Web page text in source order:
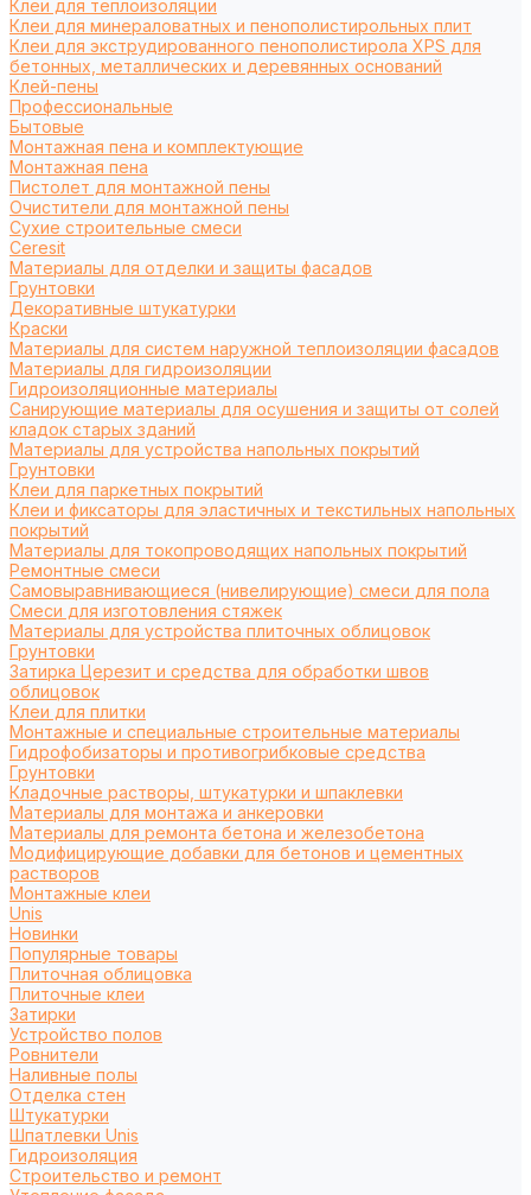
Клеи для теплоизоляции
Клеи для минераловатных и пенополистирольных плит
Клеи для экструдированного пенополистирола XPS для
бетонных, металлических и деревянных оснований
Клей-пены
Профессиональные
Бытовые
Монтажная пена и комплектующие
Монтажная пена
Пистолет для монтажной пены
Очистители для монтажной пены
Сухие строительные смеси
Ceresit
Материалы для отделки и защиты фасадов
Грунтовки
Декоративные штукатурки
Краски
Материалы для систем наружной теплоизоляции фасадов
Материалы для гидроизоляции
Гидроизоляционные материалы
Санирующие материалы для осушения и защиты от солей
кладок старых зданий
Материалы для устройства напольных покрытий
Грунтовки
Клеи для паркетных покрытий
Клеи и фиксаторы для эластичных и текстильных напольных
покрытий
Материалы для токопроводящих напольных покрытий
Ремонтные смеси
Самовыравнивающиеся (нивелирующие) смеси для пола
Смеси для изготовления стяжек
Материалы для устройства плиточных облицовок
Грунтовки
Затирка Церезит и средства для обработки швов
облицовок
Клеи для плитки
Монтажные и специальные строительные материалы
Гидрофобизаторы и противогрибковые средства
Грунтовки
Кладочные растворы, штукатурки и шпаклевки
Материалы для монтажа и анкеровки
Материалы для ремонта бетона и железобетона
Модифицирующие добавки для бетонов и цементных
растворов
Монтажные клеи
Unis
Новинки
Популярные товары
Плиточная облицовка
Плиточные клеи
Затирки
Устройство полов
Ровнители
Наливные полы
Отделка стен
Штукатурки
Шпатлевки Unis
Гидроизоляция
Строительство и ремонт